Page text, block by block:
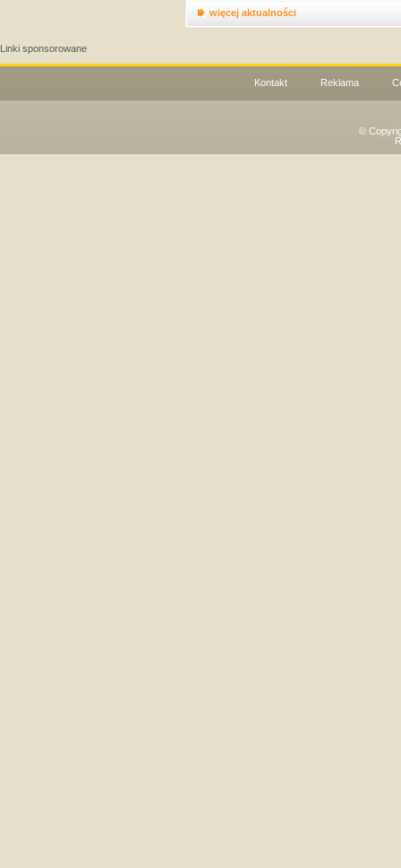
więcej aktualności
Linki sponsorowane
Kontakt Reklama
©